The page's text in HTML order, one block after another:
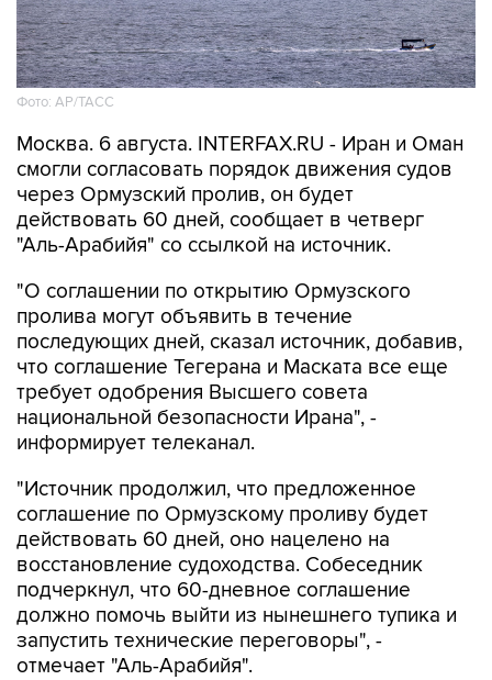
Фото: AP/ТАСС
Москва. 6 августа. INTERFAX.RU - Иран и Оман
смогли согласовать порядок движения судов
через Ормузский пролив, он будет
действовать 60 дней, сообщает в четверг
"Аль-Арабийя" со ссылкой на источник.
"О соглашении по открытию Ормузского
пролива могут объявить в течение
последующих дней, сказал источник, добавив,
что соглашение Тегерана и Маската все еще
требует одобрения Высшего совета
национальной безопасности Ирана", -
информирует телеканал.
"Источник продолжил, что предложенное
соглашение по Ормузскому проливу будет
действовать 60 дней, оно нацелено на
восстановление судоходства. Собеседник
подчеркнул, что 60-дневное соглашение
должно помочь выйти из нынешнего тупика и
запустить технические переговоры", -
отмечает "Аль-Арабийя".